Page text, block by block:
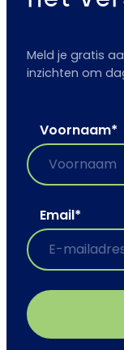
Meld je gratis
inzichten om
Voornaam*
Email*